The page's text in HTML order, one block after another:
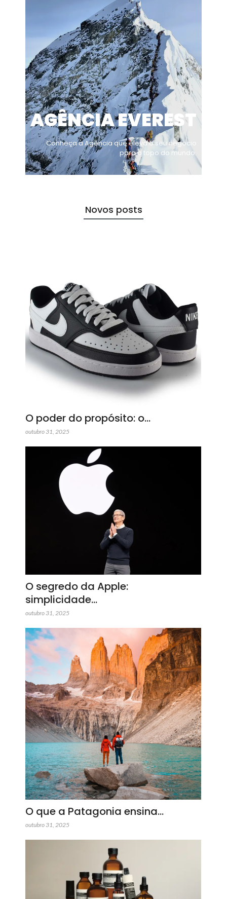
AGÊNCIA EVEREST
Conheça a Agência que eleva o seu negócio
para o topo do mundo.
Novos posts
O poder do propósito: o…
outubro 31, 2025
O segredo da Apple:
simplicidade…
outubro 31, 2025
O que a Patagonia ensina…
outubro 31, 2025